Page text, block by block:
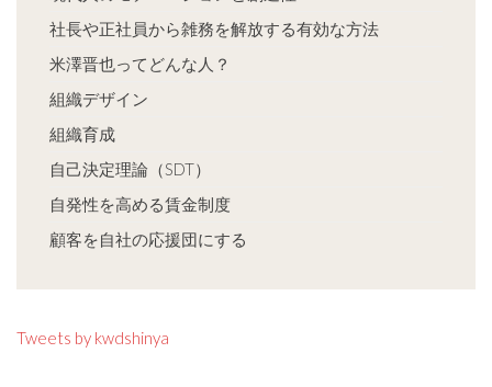
社長や正社員から雑務を解放する有効な方法
米澤晋也ってどんな人？
組織デザイン
組織育成
自己決定理論（SDT）
自発性を高める賃金制度
顧客を自社の応援団にする
Tweets by kwdshinya